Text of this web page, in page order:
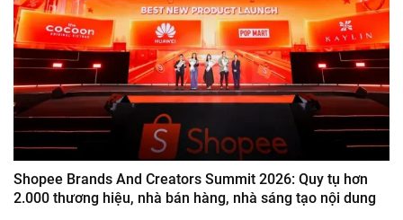
Shopee Brands And Creators Summit 2026: Quy tụ hơn
2.000 thương hiệu, nhà bán hàng, nhà sáng tạo nội dung